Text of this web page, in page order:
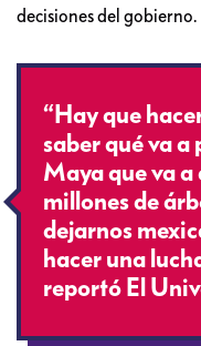
decisiones del gobierno.
“Hay que
saber qué va a
Maya que va
millones de
dejarnos
hacer una
reportó El